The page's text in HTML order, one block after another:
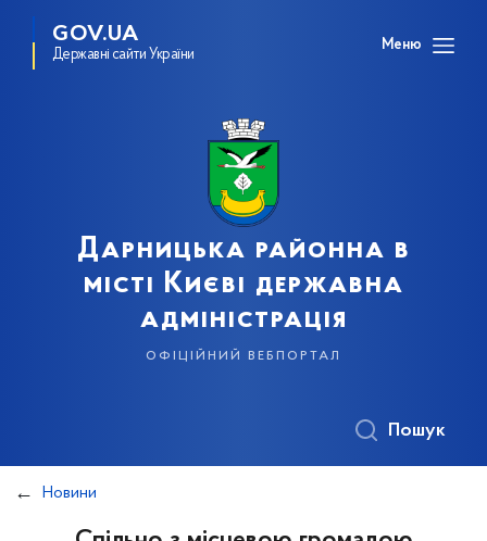
GOV.UA
Державні сайти України
Меню
Дарницька районна в
місті Києві державна
адміністрація
офіційний вебпортал
Пошук
Новини